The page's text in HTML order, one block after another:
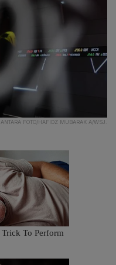
ANTARA FOTO/HAFIDZ MUBARAK A/WSJ.